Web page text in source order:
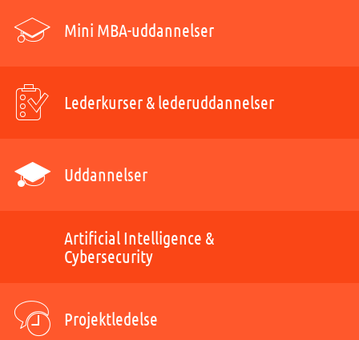
Mini MBA-uddannelser
Lederkurser & lederuddannelser
Uddannelser
Artificial Intelligence &
Cybersecurity
Projektledelse